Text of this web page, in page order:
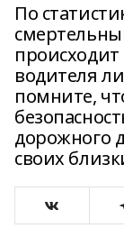
По
происходит
водителя
помните,
дорожного
своих